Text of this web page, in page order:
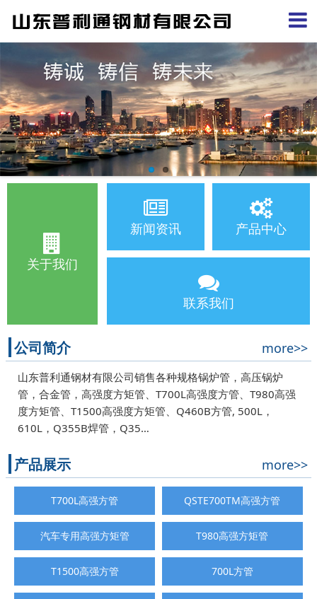
关于我们
新闻资讯 产品中心
联系我们
公司简介 more>>
山东普利通钢材有限公司销售各种规格锅炉管，高压锅炉
管，合金管，高强度方矩管、T700L高强度方管、T980高强
度方矩管、T1500高强度方矩管、Q460B方管, 500L，
610L，Q355B焊管，Q35…
产品展示 more>>
T700L高强方管 QSTE700TM高强方管
汽车专用高强方矩管 T980高强方矩管
T1500高强方管 700L方管